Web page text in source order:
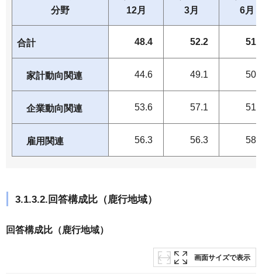
分野
12月
3月
6月
合計 48.4 52.2
家計動向関連 44.6 49.1
企業動向関連 53.6 57.1
雇用関連 56.3 56.3
3.1.3.2.回答構成比（鹿行地域）
回答構成比（鹿行地域）
画面サイズで表示